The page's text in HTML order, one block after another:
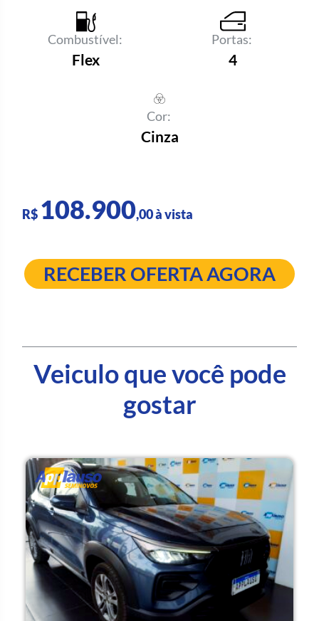
Combustível:
Flex
Portas:
4
Cor:
Cinza
R$ 108.900,00 à vista
RECEBER OFERTA AGORA
Veiculo que você pode
gostar